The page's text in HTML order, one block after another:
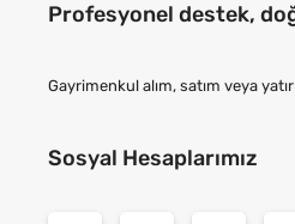
Profesyonel destek,
Gayrimenkul alım, satım veya
Sosyal Hesaplarımız